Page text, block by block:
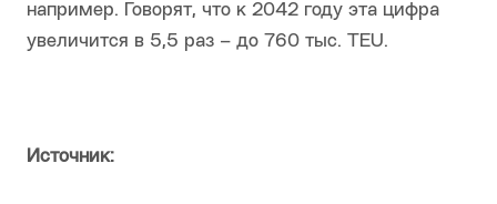
например. Говорят, что к 2042 году эта цифра
увеличится в 5,5 раз – до 760 тыс. TEU.
Источник: